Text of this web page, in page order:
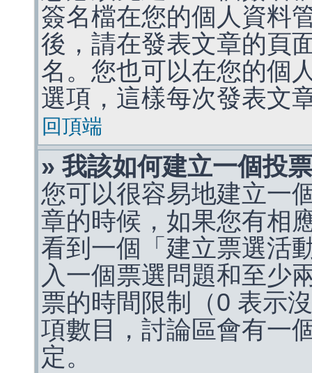
簽名檔在您的個人資料
後，請在發表文章的頁
名。您也可以在您的個
選項，這樣每次發表文
回頂端
» 我該如何建立一個投
您可以很容易地建立一
章的時候，如果您有相
看到一個「建立票選活
入一個票選問題和至少
票的時間限制（0 表示
項數目，討論區會有一
定。